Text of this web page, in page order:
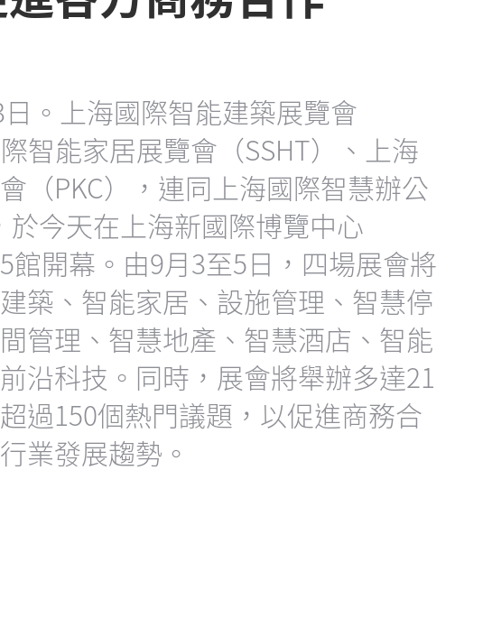
。上海國際智能建築展覽會
際智能家居展覽會（SSHT）、上海
（PKC），連同上海國際智慧辦公
於今天在上海新國際博覽中心
館開幕。由9月3至5日，四場展會將
築、智能家居、設施管理、智慧停
管理、智慧地產、智慧酒店、智能
沿科技。同時，展會將舉辦多達21
過150個熱門議題，以促進商務合
業發展趨勢。